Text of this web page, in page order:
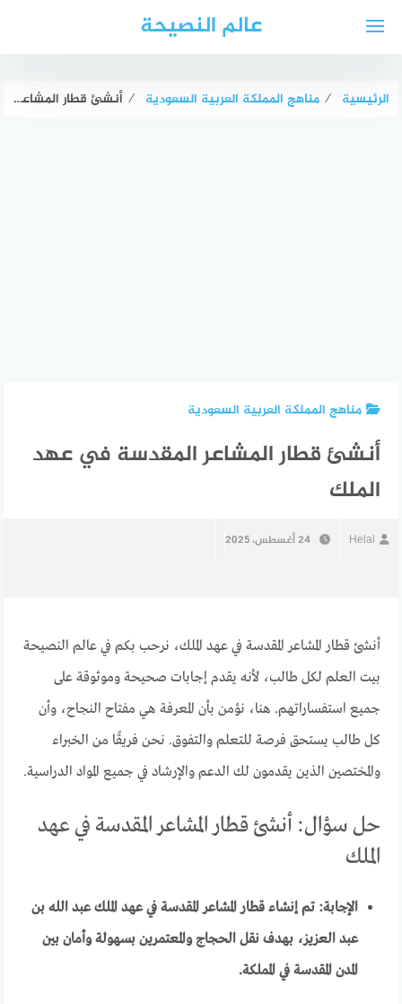
عالم النصيحة
الرئيسية ⁄ مناهج المملكة العربية السعودية ⁄ أنشئ قطار المشاعر المقدسة في عهد الملك
مناهج المملكة العربية السعودية
أنشئ قطار المشاعر المقدسة في عهد
الملك
Helal 24 أغسطس، 2025
أنشئ قطار المشاعر المقدسة في عهد الملك، نرحب بكم في عالم النصيحة
بيت العلم لكل طالب، لأنه يقدم إجابات صحيحة وموثوقة على
جميع استفساراتهم. هنا، نؤمن بأن المعرفة هي مفتاح النجاح، وأن
كل طالب يستحق فرصة للتعلم والتفوق. نحن فريقًا من الخبراء
والمختصين الذين يقدمون لك الدعم والإرشاد في جميع المواد الدراسية.
حل سؤال: أنشئ قطار المشاعر المقدسة في عهد
الملك
الإجابة: تم إنشاء قطار المشاعر المقدسة في عهد الملك عبد الله بن
عبد العزيز، بهدف نقل الحجاج والمعتمرين بسهولة وأمان بين
المدن المقدسة في المملكة.